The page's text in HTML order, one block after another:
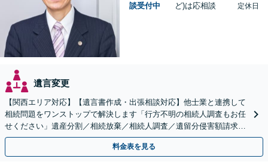
談受付中
ど)は応相談
定休日
遺言変更
【関西エリア対応】【遺言書作成・出張相談対応】他士業と連携して
相続問題をワンストップで解決します「行方不明の相続人調査もお任
せください」遺産分割／相続放棄／相続人調査／遺留分侵害額請求／
登記など【休日・夜間面談可】【分割払い対応】
料金表を見る